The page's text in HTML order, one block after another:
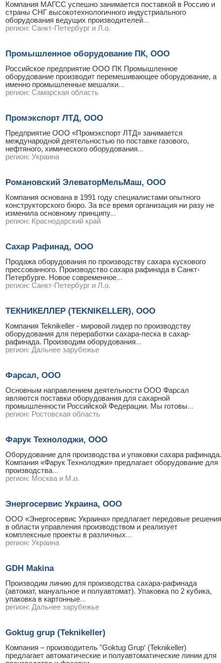
Компания МАГСС успешно занимается поставкой в Россию и
страны СНГ высокотехнологичного индустриального
оборудования ведущих производителей...
регион: Санкт-Петербург и Л.о.
Промышленное оборудование ПК, ООО
Российское предприятие ООО ПК Промышленное
оборудование производит перемешивающее оборудование, а
именно промышленные мешалки...
регион: Самарская область
Промэкспорт ЛТД, ООО
Предприятие ООО «Промэкспорт ЛТД» занимается
международной деятельностью по поставке газового,
нефтяного, химического оборудования...
регион: Украина
Романовский ЭлеваторМельМаш, ООО
Компания основана в 1991 году специалистами опытного
конструкторского бюро. За все время организация ни разу не
изменила основному принципу...
регион: Краснодарский край
Сахар Рафинад, ООО
Продажа оборудования по производству сахара кускового
прессованного. Производство сахара рафинада в Санкт-
Петербурге. Новое современное...
регион: Санкт-Петербург и Л.о.
ТЕКНИКЕЛЛЕР (TEKNIKELLER), ООО
Компания Teknikeller - мировой лидер по производству
оборудования для переработки сахара-песка в сахар-
рафинада. Производим оборудования...
регион: Дальнее зарубежье
Фарсал, ООО
Основным направлением деятельности ООО Фарсал
являются поставки оборудования для сахарной
промышленности Российской Федерации. Мы готовы...
регион: Ростовская область
Фарук Технолоджи, ООО
Оборудование для производства и упаковки сахара рафинада.
Компания «Фарук Технолоджи» предлагает оборудование для
производства...
регион: Москва и М.о.
Энергосервис Украина, ООО
ООО «Энергосервис Украина» предлагает передовые решения
в области управления производством и реализует
комплексные проекты в различных...
регион: Украина
GDH Makina
Производим линию для производства сахара-рафинада
(автомат, мануальное и полуавтомат). Упаковка по 2 кубика,
упаковка в картонные...
регион: Дальнее зарубежье
Goktug grup (Teknikeller)
Компания – производитель "Goktug Grup‘ (Teknikeller)
предлагает автоматическиe и полуавтоматические линии для